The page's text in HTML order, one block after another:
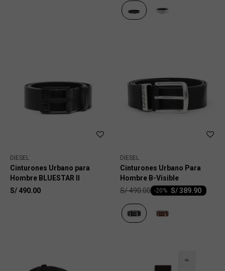
DIESEL
Cinturones Urbano para
Hombre BLUESTAR II
S/ 490.00
DIESEL
Cinturones Urbano Para
Hombre B-Visible
S/389.90
-20
S/490.00